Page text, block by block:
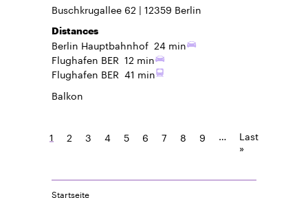
Buschkrugallee 62 12359 Berlin
Distances
Berlin Hauptbahnhof 24 min
Flughafen BER 12 min
Flughafen BER 41 min
Balkon
1 2 3 4 5 6 7 8 9 … Last
»
Startseite